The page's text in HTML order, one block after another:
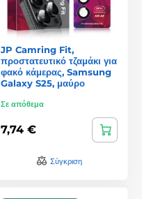
JP Camring Fit,
προστατευτικό τζαμάκι για
φακό κάμερας, Samsung
Galaxy S25, μαύρο
Σε απόθεμα
7,74 €
Σύγκριση